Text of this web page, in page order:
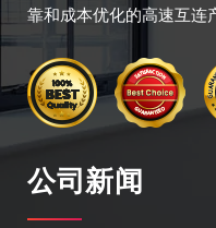
靠和成本优化的高速互连
公司新闻